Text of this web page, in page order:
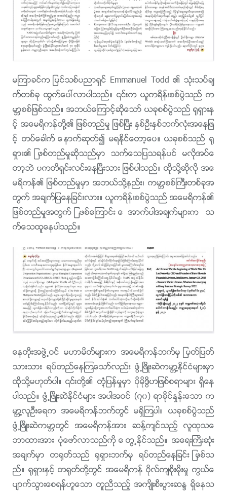
မၾကာခင္က ျပင္သစ္ပညာရွင္ Emmanuel Todd ၏ သုံးသပ္ခ်
က္တစ္ခု ထြက္ေပၚလာပါသည္။ ၎က ယူကရိန္းစစ္ပြဲသည္ က
မာၻစစ္ျဖစ္သည္။ အဘယ္ေၾကာင့္ဆိုေသာ္ ယခုစစ္ပြဲသည္ ႐ုရွားႏွ
င့္ အေမရိကန္တို႔၏ ျဖစ္တည္မႈ ျဖစ္ၿပီး ႏွစ္ဦးႏွစ္ဘက္လုံးအေနျဖ
င့္ တပ္ေခါက္ ေနာက္ဆုတ္၍ မရႏိုင္ေတာ့ေပ။ ယခုစစ္သည္ ႐ု
ရွား၏ ျဖစ္တည္မႈဆိုသည္မွာ သက္ေသျပသရန္ပင္ မလိုအပ္ေ
တာ့ဘဲ ပကတိရွင္းလင္းေနၿပီးသား ျဖစ္ပါသည္။ ထိုသို႔ဆိုလို အေ
မရိကန္၏ ျဖစ္တည္မႈမွာ အဘယ္သို႔နည္း၊ ကမာၻစစ္ႀကီးတစ္ခုအ
တြက္ အခ်က္ျပေနျခင္းလား။ ယူကရိန္းစစ္ပြဲသည္ အေမရိကန္၏
ျဖစ္တည္မႈအတြက္ ျဖစ္ေၾကာင္း ေအာက္ပါအခ်က္မ်ားက သ
က္ေသထူေနပါသည္။
ေနတိုးအဖြဲ႕ဝင္ မဟာမိတ္မ်ားက အေမရိကန္ဘက္မွ ျပတ္ျပတ္
သားသား ရပ္တည္ေနၾကေသာ္လည္း ဖြံ႕ၿဖိဳးဆဲကမာၻ႔ႏိုင္ငံမ်ားမွာ
ထိုသို႔မဟုတ္ပါ။ ၎တို႔၏ တုံံ့ျပန္မႈမွာ ပိုမိုဒြိဟျဖစ္စရာမ်ား ရွိေန
ပါသည္။ ဖြံ႕ၿဖိဳးဆဲႏိုင္ငံမ်ား အပါအဝင္ (၇၀) ရာခိုင္ႏႈန္းေသာ က
မာၻ႔လူဦးေရက အေမရိကန္ဘက္တြင္ မရွိၾကပါ။ ယခုစစ္ပြဲသည္
ဖြံ႕ၿဖိဳးဆဲကမာၻတြင္ အေမရိကန္အား ဆန႔္က်င္သည့္ လူထုသေ
ဘာထားအား ပုံေဖာ္လာသည္ကို ေတြ႕ႏိုင္သည္။ အေရးႀကီးဆုံး
အခ်က္မွာ တ႐ုတ္သည္ ႐ုရွားဘက္မွ ရပ္တည္ေနျခင္း ျဖစ္သ
ည္။ ႐ုရွားႏွင့္ တ႐ုတ္တို႔တြင္ အေမရိကန္ ဗိုလ္က်စိုးမိုးမႈ ကြယ္ေ
ပ်ာက္သြားေစရန္ဟူေသာ တူညီသည့္ အက်ိဳးစီးပြားဆႏၵ ရွိေနသ